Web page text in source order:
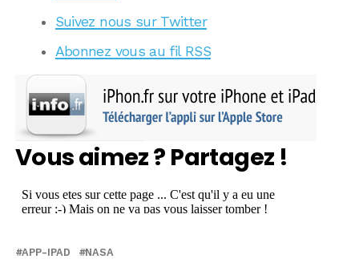
Suivez nous sur Twitter
Abonnez vous au fil RSS
Vous aimez ? Partagez !
APP-IPAD NASA